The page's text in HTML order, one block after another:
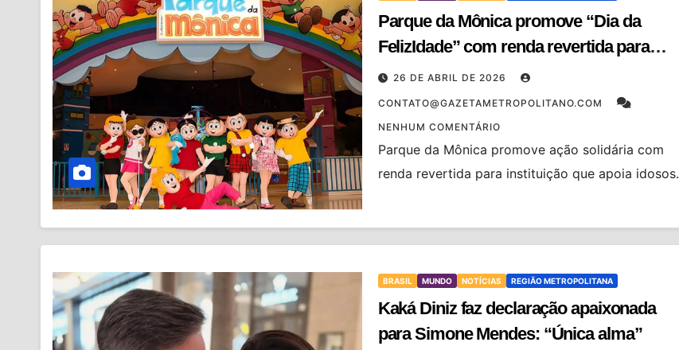
Parque da Mônica promove “Dia da
FelizIdade” com renda revertida para
instituição em São Paulo
26 DE ABRIL DE 2026
CONTATO@GAZETAMETROPOLITANO.COM
NENHUM COMENTÁRIO
Parque da Mônica promove ação solidária com
renda revertida para instituição que apoia idosos.
BRASIL MUNDO NOTÍCIAS REGIÃO METROPOLITANA
Kaká Diniz faz declaração apaixonada
para Simone Mendes: “Única alma”